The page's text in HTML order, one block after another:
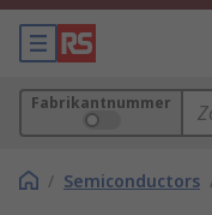
Fabrikantnummer
/ Semiconductors